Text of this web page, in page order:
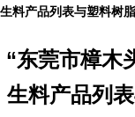
生料产品列表与塑料树
“东莞市樟木
生料产品列